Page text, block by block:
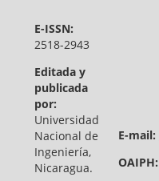
E-ISSN:
2518-2943
Editada y
publicada
por:
Universidad
Nacional de
Ingeniería,
Nicaragua.
E-mail:
OAIPH: